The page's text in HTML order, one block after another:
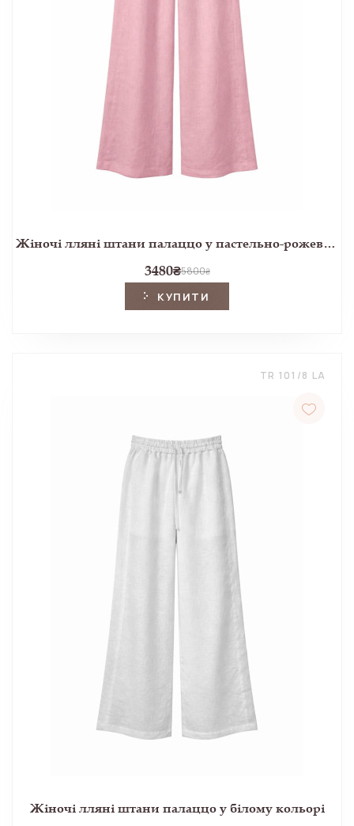
Жіночі лляні штани палаццо у пастельно-рожевому кольорі
3480₴5800₴
КУПИТИ
TR 101/8 LA
Жіночі лляні штани палаццо у білому кольорі